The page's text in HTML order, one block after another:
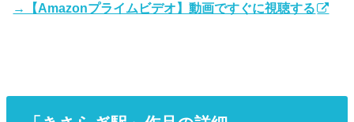
→【Amazonプライムビデオ】動画ですぐに視聴する